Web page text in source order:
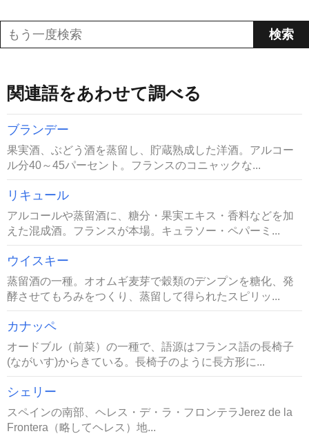
関連語をあわせて調べる
ブランデー
果実酒、ぶどう酒を蒸留し、貯蔵熟成した洋酒。アルコー
ル分40～45パーセント。フランスのコニャックな...
リキュール
アルコールや蒸留酒に、糖分・果実エキス・香料などを加
えた混成酒。フランスが本場。キュラソー・ペパーミ...
ウイスキー
蒸留酒の一種。オオムギ麦芽で穀類のデンプンを糖化、発
酵させてもろみをつくり、蒸留して得られたスピリッ...
カナッペ
オードブル（前菜）の一種で、語源はフランス語の長椅子
(ながいす)からきている。長椅子のように長方形に...
シェリー
スペインの南部、ヘレス・デ・ラ・フロンテラJerez de la
Frontera（略してヘレス）地...